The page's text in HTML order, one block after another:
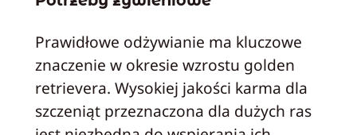
Prawidłowe odżywianie ma kluczowe
znaczenie w okresie wzrostu golden
retrievera. Wysokiej jakości karma dla
szczeniąt przeznaczona dla dużych ras